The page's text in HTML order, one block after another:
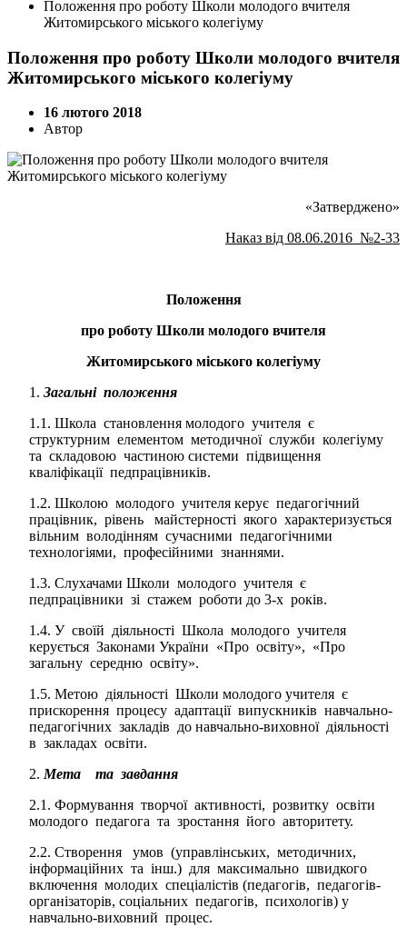
Положення про роботу Школи молодого вчителя
Житомирського міського колегіуму
Положення про роботу Школи молодого вчителя
Житомирського міського колегіуму
16 лютого 2018
Автор
«Затверджено»
Наказ від 08.06.2016 №2-33
Положення
про роботу Школи молодого вчителя
Житомирського міського колегіуму
Загальні положення
1.1. Школа становлення молодого учителя є
структурним елементом методичної служби колегіуму
та складовою частиною системи підвищення
кваліфікації педпрацівників.
1.2. Школою молодого учителя керує педагогічний
працівник, рівень майстерності якого характеризується
вільним володінням сучасними педагогічними
технологіями, професійними знаннями.
1.3. Слухачами Школи молодого учителя є
педпрацівники зі стажем роботи до 3-х років.
1.4. У своїй діяльності Школа молодого учителя
керується Законами України «Про освіту», «Про
загальну середню освіту».
1.5. Метою діяльності Школи молодого учителя є
прискорення процесу адаптації випускників навчально-
педагогічних закладів до навчально-виховної діяльності
в закладах освіти.
Мета та завдання
2.1. Формування творчої активності, розвитку освіти
молодого педагога та зростання його авторитету.
2.2. Створення умов (управлінських, методичних,
інформаційних та інш.) для максимально швидкого
включення молодих спеціалістів (педагогів, педагогів-
організаторів, соціальних педагогів, психологів) у
навчально-виховний процес.